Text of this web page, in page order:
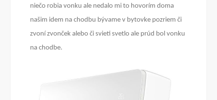
niečo robia vonku ale nedalo mi to hovorím doma
našim idem na chodbu bývame v bytovke pozriem či
zvoní zvonček alebo či svieti svetlo ale prúd bol vonku
na chodbe.